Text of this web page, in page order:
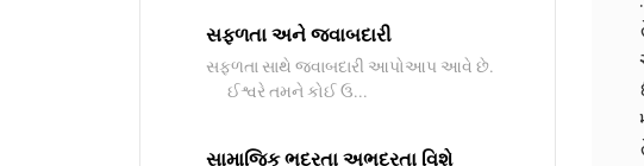
સફળતા અને જવાબદારી
સફળતા સાથે જવાબદારી આપોઆપ આવે છે.
ઈશ્વરે તમને કોઈ ઉ...
સામાજિક ભદ્રતા અભદ્રતા વિશે